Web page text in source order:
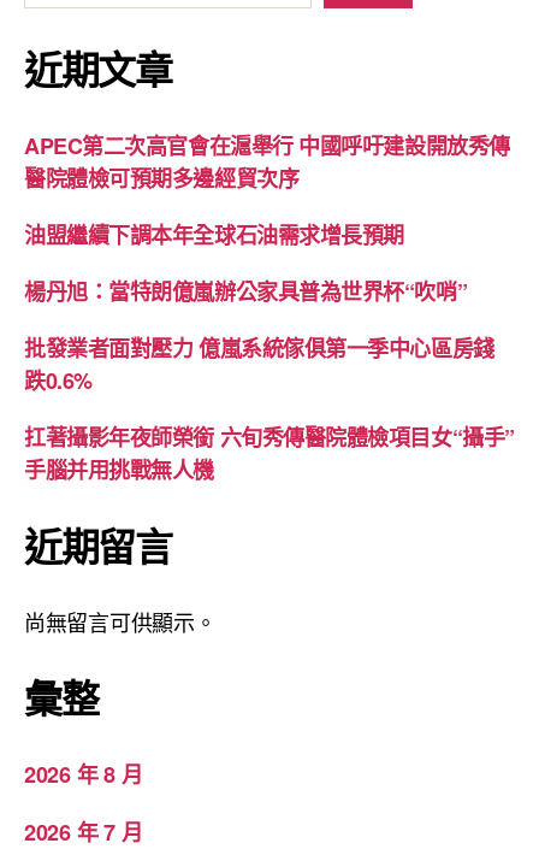
近期文章
APEC第二次高官會在滬舉行 中國呼吁建設開放秀傳
醫院體檢可預期多邊經貿次序
油盟繼續下調本年全球石油需求增長預期
楊丹旭：當特朗億嵐辦公家具普為世界杯“吹哨”
批發業者面對壓力 億嵐系統傢俱第一季中心區房錢
跌0.6%
扛著攝影年夜師榮銜 六旬秀傳醫院體檢項目女“攝手”
手腦并用挑戰無人機
近期留言
尚無留言可供顯示。
彙整
2026 年 8 月
2026 年 7 月